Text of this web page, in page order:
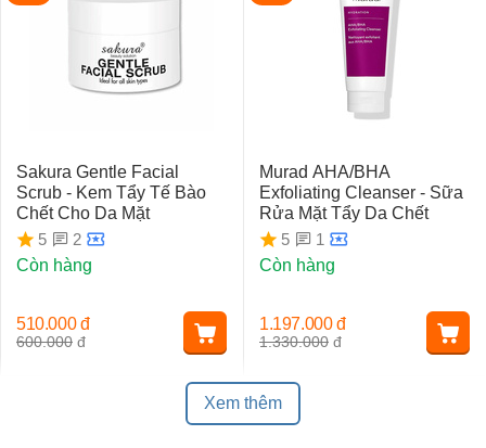
Sakura Gentle Facial
Scrub - Kem Tẩy Tế Bào
Chết Cho Da Mặt
5
2
Còn hàng
600.000 đ
510.000 đ
Murad AHA/BHA
Exfoliating Cleanser - Sữa
Rửa Mặt Tẩy Da Chết
5
1
Còn hàng
1.330.000 đ
1.197.000 đ
Xem thêm